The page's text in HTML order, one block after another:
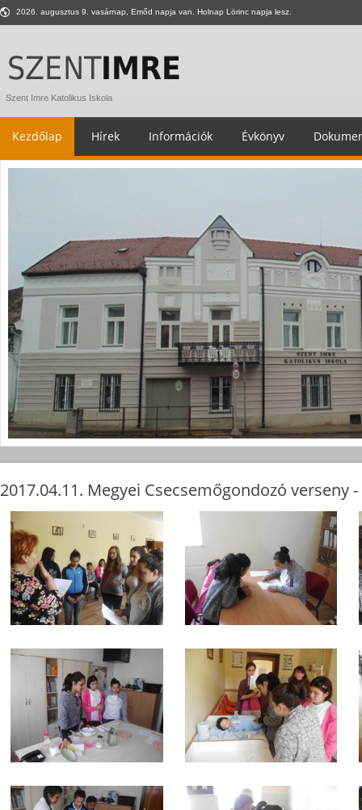
2026. augusztus 9. vasárnap, Emőd napja van. Holnap Lörinc napja lesz.
Szent Imre Katolikus Iskola
Kezdőlap Hírek Információk Évkönyv
2017.04.11. Megyei Csecsemőgondozó verseny